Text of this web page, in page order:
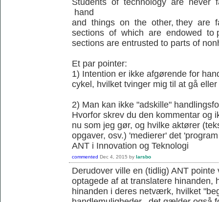
hand
and things on the other, they are
sections of which are endowed to
sections are entrusted to parts of
Et par pointer:
1) Intention er ikke afgørende for
cykel, hvilket tvinger mig til at gå
2) Man kan ikke "adskille"
Hvorfor skrev du den kommentar og
nu som jeg gør, og hvilke aktører
opgaver, osv.) 'medierer' det
ANT i Innovation og Teknologi
commented Dec 4, 2015 by larsbo
Derudover ville en (tidlig) ANT
optagede af at translatere hinanden,
hinanden i deres netværk, hvilket